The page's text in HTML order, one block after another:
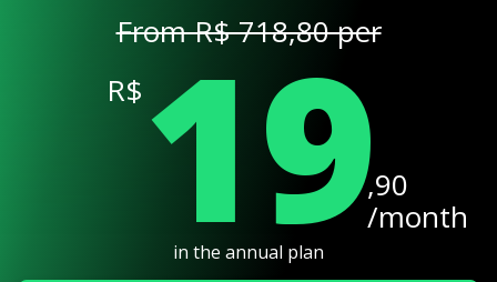
From R$ 718,80 per
R$ 19,90
/month
in the annual plan